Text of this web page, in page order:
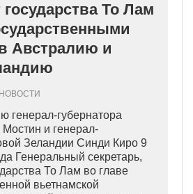
То Лам
Австралию и
НОВОСТИ
генерал-губернатора
и генерал-
Зеландии Синди Киро 9
Генеральный секретарь,
То Лам во главе
вьетнамской